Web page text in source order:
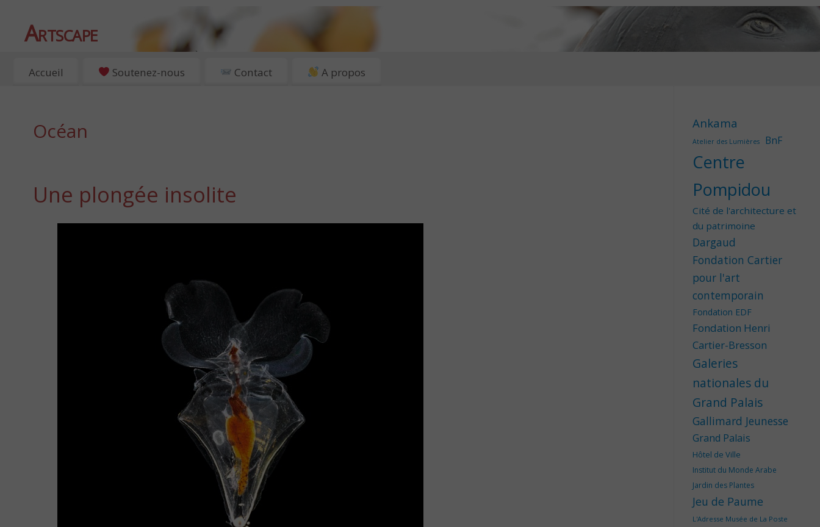
Artscape
EXPOSITIONS, ART ET CULTURE À PARIS
Accueil Soutenez-nous Contact A propos
Océan
Une plongée insolite
Ankama
Atelier des Lumières BnF
Centre
Pompidou
Cité de l'architecture et
du patrimoine
Dargaud
Fondation Cartier
pour l'art
contemporain
Fondation EDF
Fondation Henri
Cartier-Bresson
Galeries
nationales du
Grand Palais
Gallimard Jeunesse
Grand Palais
Hôtel de Ville
Institut du Monde Arabe
Jardin des Plantes
Jeu de Paume
L'Adresse Musée de La Poste